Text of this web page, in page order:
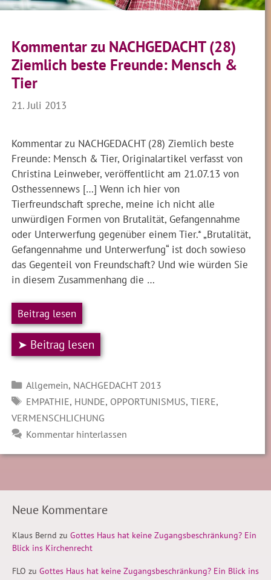
Kommentar zu NACHGEDACHT (28)
Ziemlich beste Freunde: Mensch &
Tier
21. Juli 2013
Kommentar zu NACHGEDACHT (28) Ziemlich beste
Freunde: Mensch & Tier, Originalartikel verfasst von
Christina Leinweber, veröffentlicht am 21.07.13 von
Osthessennews […] Wenn ich hier von
Tierfreundschaft spreche, meine ich nicht alle
unwürdigen Formen von Brutalität, Gefangennahme
oder Unterwerfung gegenüber einem Tier.* „Brutalität,
Gefangennahme und Unterwerfung“ ist doch sowieso
das Gegenteil von Freundschaft? Und wie würden Sie
in diesem Zusammenhang die …
Beitrag lesen
➤ Beitrag lesen
Kategorien
Allgemein, NACHGEDACHT 2013
SCHLAGWÖRTER
EMPATHIE, HUNDE, OPPORTUNISMUS, TIERE,
VERMENSCHLICHUNG
Kommentar hinterlassen
Neue Kommentare
Klaus Bernd zu Gottes Haus hat keine Zugangsbeschränkung? Ein
Blick ins Kirchenrecht
FLO zu Gottes Haus hat keine Zugangsbeschränkung? Ein Blick ins